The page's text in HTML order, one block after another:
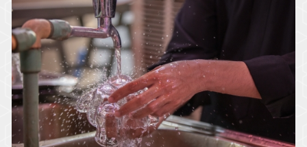
موكب جمهور كربلاء خدمة الإمام الحسين (ع)